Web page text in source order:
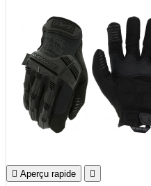
 Aperçu rapide 